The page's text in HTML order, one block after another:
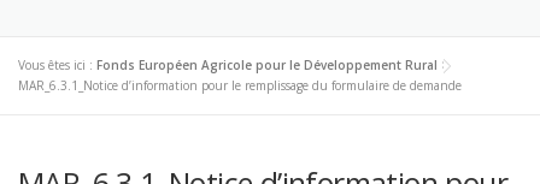
Vous êtes ici : Fonds Européen Agricole pour le Développement Rural >
MAR_6.3.1_Notice d’information pour le remplissage du formulaire de demande